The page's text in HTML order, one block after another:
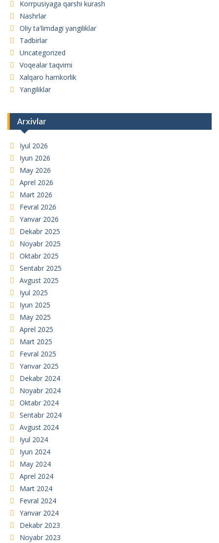
Korrpusiyaga qarshi kurash
Nashrlar
Oliy ta'limdagi yangiliklar
Tadbirlar
Uncategorized
Voqealar taqvimi
Xalqaro hamkorlik
Yangiliklar
Arxivlar
Iyul 2026
Iyun 2026
May 2026
Aprel 2026
Mart 2026
Fevral 2026
Yanvar 2026
Dekabr 2025
Noyabr 2025
Oktabr 2025
Sentabr 2025
Avgust 2025
Iyul 2025
Iyun 2025
May 2025
Aprel 2025
Mart 2025
Fevral 2025
Yanvar 2025
Dekabr 2024
Noyabr 2024
Oktabr 2024
Sentabr 2024
Avgust 2024
Iyul 2024
Iyun 2024
May 2024
Aprel 2024
Mart 2024
Fevral 2024
Yanvar 2024
Dekabr 2023
Noyabr 2023